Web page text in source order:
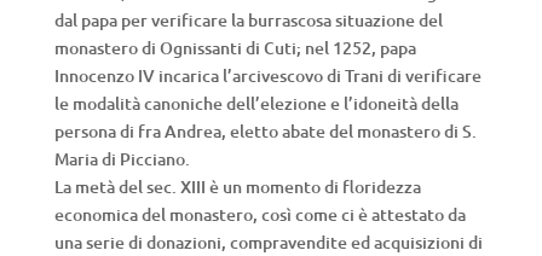
dal papa per verificare la burrascosa situazione del
monastero di Ognissanti di Cuti; nel 1252, papa
Innocenzo IV incarica l’arcivescovo di Trani di verificare
le modalità canoniche dell’elezione e l’idoneità della
persona di fra Andrea, eletto abate del monastero di S.
Maria di Picciano.
La metà del sec. XIII è un momento di floridezza
economica del monastero, così come ci è attestato da
una serie di donazioni, compravendite ed acquisizioni di